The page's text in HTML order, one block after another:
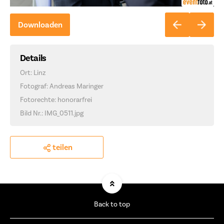
Downloaden
Details
Ort: Linz
Fotograf: Andreas Maringer
Fotorechte: honorarfrei
Bild Nr.: IMG_0511.jpg
teilen
Back to top